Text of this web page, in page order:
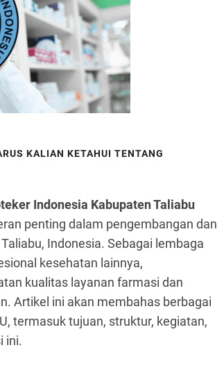
KALIAN KETAHUI TENTANG
Indonesia Kabupaten Taliabu
penting dalam pengembangan dan
Indonesia. Sebagai lembaga
kesehatan lainnya,
kualitas layanan farmasi dan
Artikel ini akan membahas berbagai
termasuk tujuan, struktur, kegiatan,
ini.